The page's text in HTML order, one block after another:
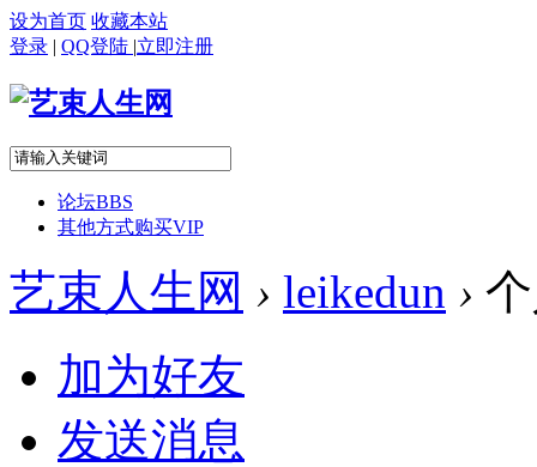
设为首页 收藏本站
登录 | QQ登陆 |立即注册
论坛BBS
其他方式购买VIP
艺束人生网 › leikedun ›
加为好友
发送消息